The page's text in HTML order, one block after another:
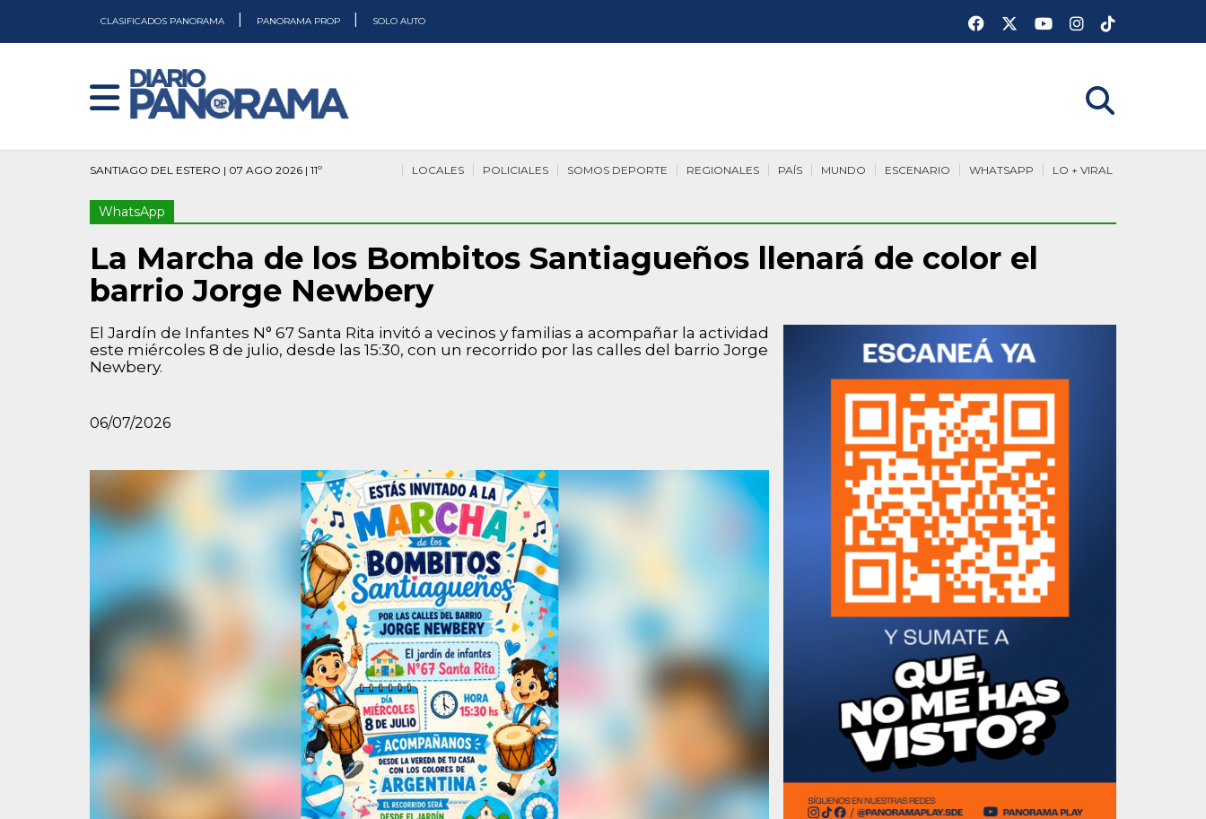
CLASIFICADOS PANORAMA PANORAMA PROP SOLO AUTO
SANTIAGO DEL ESTERO | 07 AGO 2026 | 11º LO + VIRAL
WHATSAPP
ESCENARIO
MUNDO
PAÍS
REGIONALES
SOMOS DEPORTE
POLICIALES
LOCALES
WhatsApp
La Marcha de los Bombitos Santiagueños llenará de color el
barrio Jorge Newbery
El Jardín de Infantes N° 67 Santa Rita invitó a vecinos y familias a acompañar la actividad
este miércoles 8 de julio, desde las 15:30, con un recorrido por las calles del barrio Jorge
Newbery.
06/07/2026